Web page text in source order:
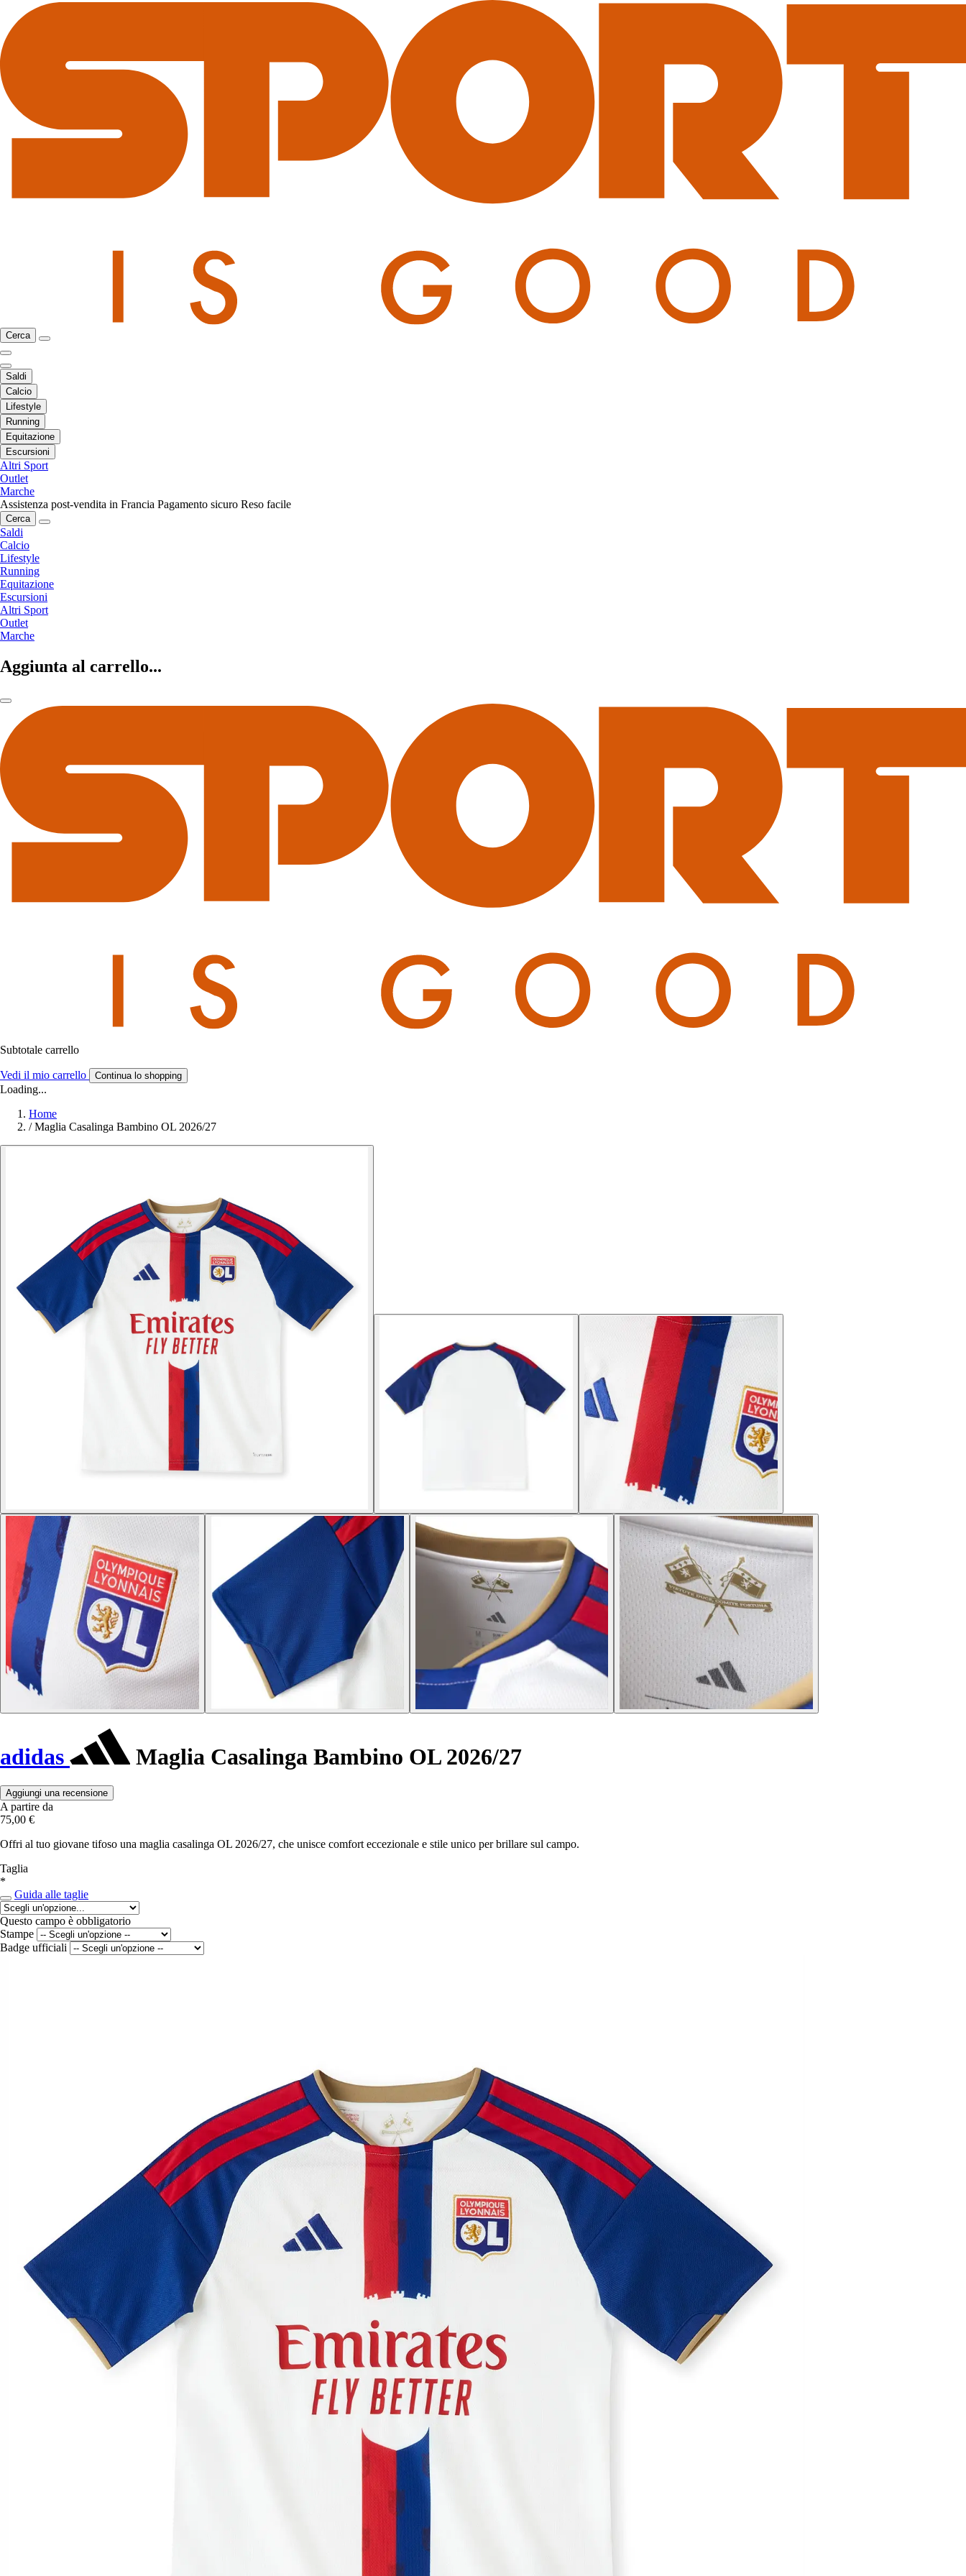
Cerca
Saldi
Calcio
Lifestyle
Running
Equitazione
Escursioni
Altri Sport
Outlet
Marche
Assistenza post-vendita in Francia Pagamento sicuro Reso facile
Cerca
Saldi
Calcio
Lifestyle
Running
Equitazione
Escursioni
Altri Sport
Outlet
Marche
Aggiunta al carrello...
Subtotale carrello
Vedi il mio carrello Continua lo shopping
Loading...
Home
/ Maglia Casalinga Bambino OL 2026/27
adidas Maglia Casalinga Bambino OL 2026/27
Aggiungi una recensione
A partire da
75,00 €
Offri al tuo giovane tifoso una maglia casalinga OL 2026/27, che unisce comfort eccezionale e stile unico per brillare sul campo.
Taglia
*
Guida alle taglie
Questo campo è obbligatorio
Stampe
Badge ufficiali